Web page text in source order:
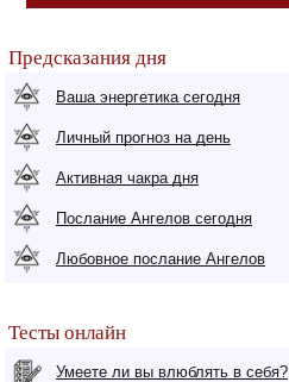
Предсказания дня
Ваша энергетика сегодня
Личный прогноз на день
Активная чакра дня
Послание Ангелов сегодня
Любовное послание Ангелов
Тесты онлайн
Умеете ли вы влюблять в себя?